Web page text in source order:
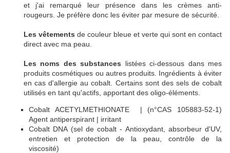
et j'ai remarqué leur présence dans les crèmes anti-
rougeurs. Je préfère donc les éviter par mesure de sécurité.
Les vêtements de couleur bleue et verte qui sont en contact
direct avec ma peau.
Les noms des substances listées ci-dessous dans mes
produits cosmétiques ou autres produits. Ingrédients à éviter
en cas d'allergie au cobalt. Certains sont des sels de cobalt
utilisés en tant qu'actifs, apportant des oligo-éléments.
Cobalt ACETYLMETHIONATE | (n°CAS 105883-52-1)
Agent antiperspirant | irritant
Cobalt DNA (sel de cobalt - Antioxydant, absorbeur d'UV,
entretien et protection de la peau, contrôle de la
viscosité)